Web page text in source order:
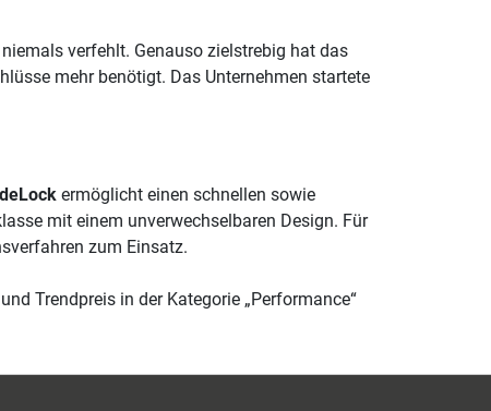
verfehlt. Genauso zielstrebig hat das
mehr benötigt. Das Unternehmen startete
ermöglicht einen schnellen sowie
mit einem unverwechselbaren Design. Für
zum Einsatz.
Trendpreis in der Kategorie „Performance“